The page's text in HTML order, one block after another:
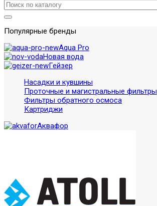
Популярные бренды
Aqua Pro
Новая вода
Гейзер
Насадки и кувшины
Проточные и магистральные фильтры
Фильтры обратного осмоса
Картриджи
Аквафор